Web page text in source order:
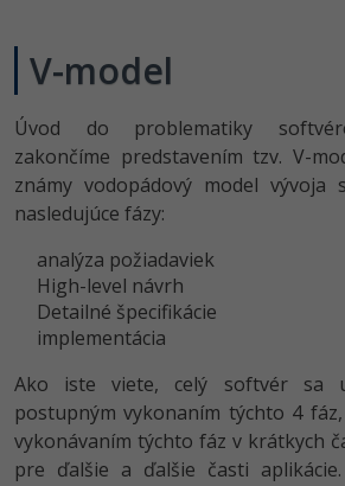
V-model
Úvod do problematiky
zakončíme predstavením tzv. V-
známy vodopádový model vývoja
nasledujúce fázy:
analýza požiadaviek
High-level návrh
Detailné špecifikácie
implementácia
Ako iste viete, celý softvér sa
postupným vykonaním týchto 4
vykonávaním týchto fáz v krátkych
pre ďalšie a ďalšie časti